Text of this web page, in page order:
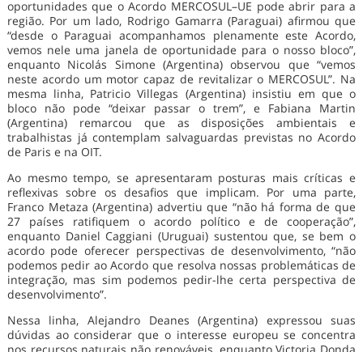
oportunidades que o Acordo MERCOSUL–UE pode abrir para a
região. Por um lado, Rodrigo Gamarra (Paraguai) afirmou que
“desde o Paraguai acompanhamos plenamente este Acordo,
vemos nele uma janela de oportunidade para o nosso bloco”,
enquanto Nicolás Simone (Argentina) observou que “vemos
neste acordo um motor capaz de revitalizar o MERCOSUL”. Na
mesma linha, Patricio Villegas (Argentina) insistiu em que o
bloco não pode “deixar passar o trem”, e Fabiana Martin
(Argentina) remarcou que as disposições ambientais e
trabalhistas já contemplam salvaguardas previstas no Acordo
de Paris e na OIT.
Ao mesmo tempo, se apresentaram posturas mais críticas e
reflexivas sobre os desafios que implicam. Por uma parte,
Franco Metaza (Argentina) advertiu que “não há forma de que
27 países ratifiquem o acordo político e de cooperação”,
enquanto Daniel Caggiani (Uruguai) sustentou que, se bem o
acordo pode oferecer perspectivas de desenvolvimento, “não
podemos pedir ao Acordo que resolva nossas problemáticas de
integração, mas sim podemos pedir-lhe certa perspectiva de
desenvolvimento”.
Nessa linha, Alejandro Deanes (Argentina) expressou suas
dúvidas ao considerar que o interesse europeu se concentra